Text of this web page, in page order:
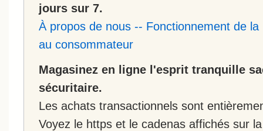
jours sur 7.
À propos de nous -- Fonctionnement de
au consommateur
Magasinez en ligne l'esprit tranquille
sécuritaire.
Les achats transactionnels sont
Voyez le https et le cadenas affichés sur